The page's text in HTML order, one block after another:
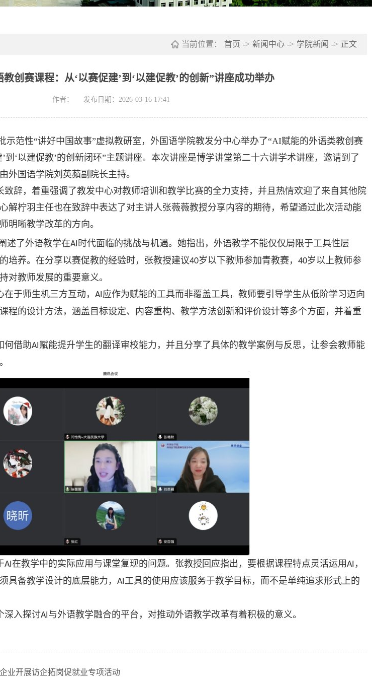
当前位置： 首页 -> 新闻中心 -> 学院新闻 -> 正文
创赛课程：从‘以赛促建’到‘以建促教’的创新”讲座成功举办
作者： 发布日期：2026-03-16 17:41
示范性“讲好中国故事”虚拟教研室，外国语学院教发分中心举办了“AI赋能的外语类教创赛
‘以建促教’的创新闭环”主题讲座。本次讲座是博学讲堂第二十六讲学术讲座，邀请到了
外国语学院刘英蘋副院长主持。
辞，着重强调了教发中心对教师培训和教学比赛的全力支持，并且热情欢迎了来自其他院
解柠羽主任也在致辞中表达了对主讲人张薇薇教授分享内容的期待，希望通过此次活动能
明晰教学改革的方向。
述了外语教学在AI时代面临的挑战与机遇。她指出，外语教学不能仅仅局限于工具性层
培养。在分享以赛促教的经验时，张教授建议40岁以下教师参加青教赛， 40岁以上教师参
对教师发展的重要意义。
于师生机三方互动， AI应作为赋能的工具而非覆盖工具，教师要引导学生从低阶学习迈向
程的设计方法，涵盖目标设定、内容重构、教学方法创新和评价设计等多个方面，并着重
何借助AI赋能提升学生的翻译审校能力，并且分享了具体的教学案例与反思，让参会教师能
AI 在教学中的实际应用与课堂复现的问题。张教授回应指出，要根据课程特点灵活运用AI ，
具备教学设计的底层能力， AI 工具的使用应该服务于教学目标，而不是单纯追求形式上的
深入探讨AI 与外语教学融合的平台，对推动外语教学改革有着积极的意义。
业开展访企拓岗促就业专项活动